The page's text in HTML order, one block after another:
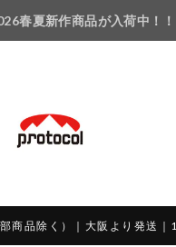
春夏新作商品が入荷中！！
商品除く）｜大阪より発送